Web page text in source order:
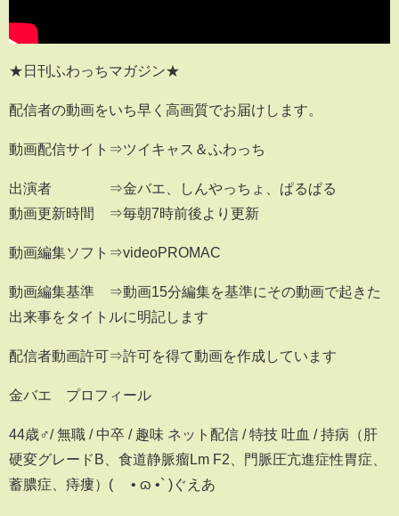
★日刊ふわっちマガジン★
配信者の動画をいち早く高画質でお届けします。
動画配信サイト⇒ツイキャス＆ふわっち
出演者 ⇒金バエ、しんやっちょ、ぱるぱる
動画更新時間 ⇒毎朝7時前後より更新
動画編集ソフト⇒videoPROMAC
動画編集基準 ⇒動画15分編集を基準にその動画で起きた
出来事をタイトルに明記します
配信者動画許可⇒許可を得て動画を作成しています
金バエ プロフィール
44歳♂/ 無職 / 中卒 / 趣味 ネット配信 / 特技 吐血 / 持病（肝
硬変グレードB、食道静脈瘤Lm F2、門脈圧亢進症性胃症、
蓄膿症、痔瘻）( ´• ɷ •` )ぐえあ